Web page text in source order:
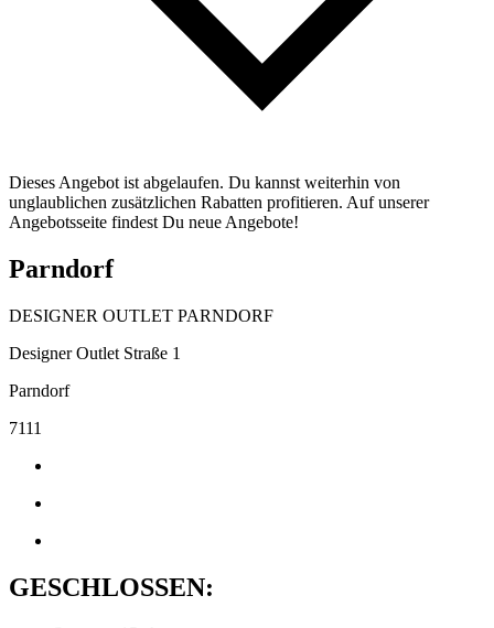
Dieses Angebot ist abgelaufen. Du kannst weiterhin von
unglaublichen zusätzlichen Rabatten profitieren. Auf unserer
Angebotsseite findest Du neue Angebote!
Parndorf
DESIGNER OUTLET PARNDORF
Designer Outlet Straße 1
Parndorf
7111
GESCHLOSSEN: